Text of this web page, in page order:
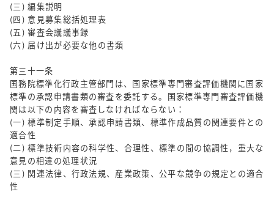
(三) 編集説明
(四) 意見募集総括処理表
(五) 審査会議議事録
(六) 届け出が必要な他の書類
第三十一条
国務院標準化行政主管部門は、国家標準専門審査評価機関に国家
標準の承認申請書類の審査を委託する。国家標準専門審査評価機
関は以下の内容を審査しなければならない：
(一) 標準制定手順、承認申請書類、標準作成品質の関連要件との
適合性
(二) 標準技術内容の科学性、合理性、標準の間の協調性，重大な
意見の相違の処理状況
(三) 関連法律、行政法規、産業政策、公平な競争の規定との適合
性